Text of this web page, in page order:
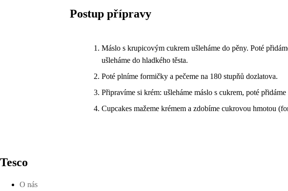
Postup přípravy
Máslo s krupicovým cukrem ušleháme do pěny. Poté
ušleháme do hladkého těsta.
Poté plníme formičky a pečeme na 180 stupňů dozlatova.
Připravíme si krém: ušleháme máslo s cukrem, poté
Cupcakes mažeme krémem a zdobíme cukrovou hmotou
Tesco
O nás